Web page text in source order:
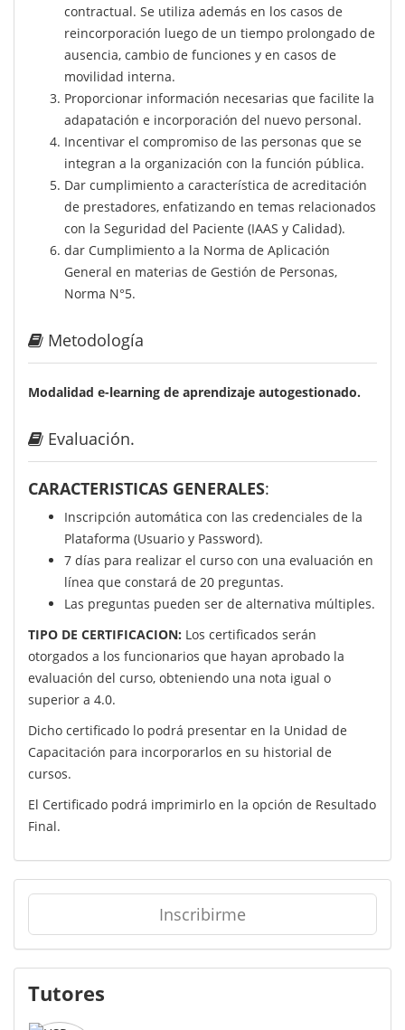
contractual. Se utiliza además en los casos de
reincorporación luego de un tiempo prolongado de
ausencia, cambio de funciones y en casos de
movilidad interna.
Proporcionar información necesarias que facilite la
adapatación e incorporación del nuevo personal.
Incentivar el compromiso de las personas que se
integran a la organización con la función pública.
Dar cumplimiento a característica de acreditación
de prestadores, enfatizando en temas relacionados
con la Seguridad del Paciente (IAAS y Calidad).
dar Cumplimiento a la Norma de Aplicación
General en materias de Gestión de Personas,
Norma N°5.
Metodología
Modalidad e-learning de aprendizaje autogestionado.
Evaluación.
CARACTERISTICAS GENERALES:
Inscripción automática con las credenciales de la
Plataforma (Usuario y Password).
7 días para realizar el curso con una evaluación en
línea que constará de 20 preguntas.
Las preguntas pueden ser de alternativa múltiples.
TIPO DE CERTIFICACION: Los certificados serán
otorgados a los funcionarios que hayan aprobado la
evaluación del curso, obteniendo una nota igual o
superior a 4.0.
Dicho certificado lo podrá presentar en la Unidad de
Capacitación para incorporarlos en su historial de
cursos.
El Certificado podrá imprimirlo en la opción de Resultado
Final.
Inscribirme
Tutores